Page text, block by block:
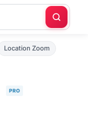
Location Zoom
PRO